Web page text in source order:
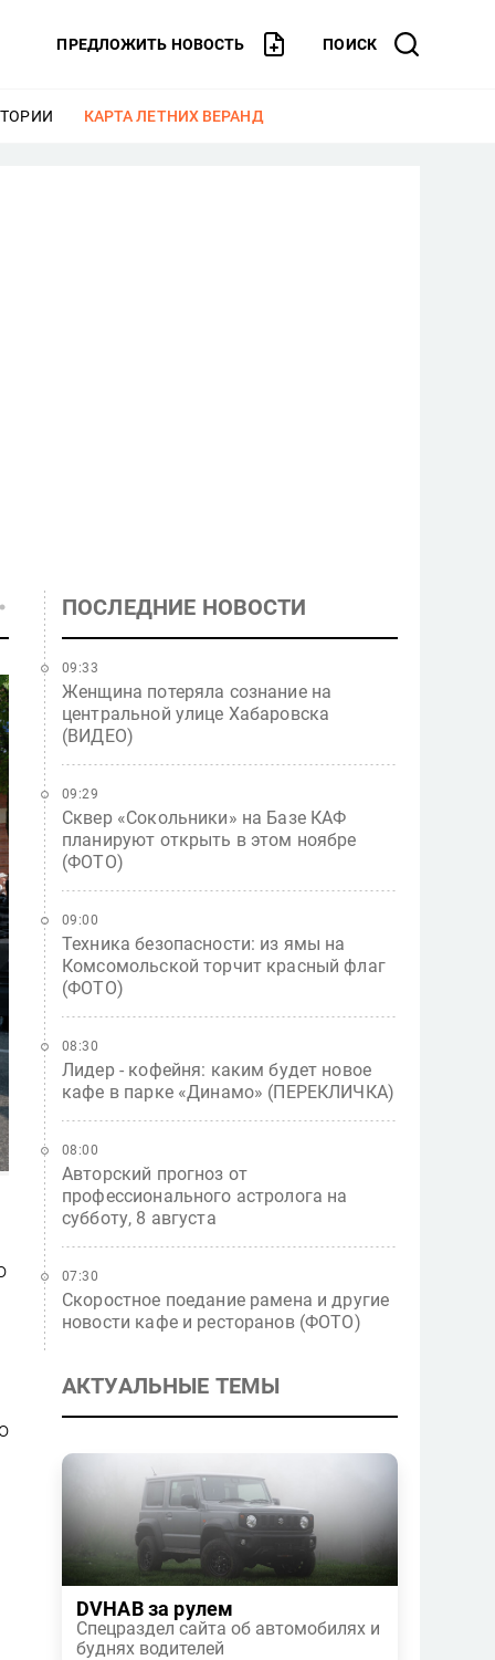
ПРЕДЛОЖИТЬ НОВОСТЬ ПОИСК
ЕЩЕ
КАРТА ЛЕТНИХ ВЕРАНД
ПОСЛЕДНИЕ НОВОСТИ
Женщина потеряла сознание на
центральной улице Хабаровска
(ВИДЕО)
09:33
Сквер «Сокольники» на Базе КАФ
планируют открыть в этом ноябре
(ФОТО)
09:29
Техника безопасности: из ямы на
Комсомольской торчит красный флаг
(ФОТО)
09:00
Лидер - кофейня: каким будет новое
кафе в парке «Динамо» (ПЕРЕКЛИЧКА)
08:30
Авторский прогноз от
профессионального астролога на
субботу, 8 августа
08:00
Скоростное поедание рамена и другие
новости кафе и ресторанов (ФОТО)
07:30
АКТУАЛЬНЫЕ ТЕМЫ
DVHAB за рулем
Спецраздел сайта об автомобилях и
буднях водителей